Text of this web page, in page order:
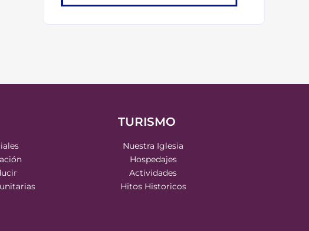
TURISMO
Nuestra Iglesia
Hospedajes
Actividades
Hitos Historicos